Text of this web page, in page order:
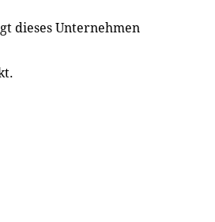
dieses Unternehmen